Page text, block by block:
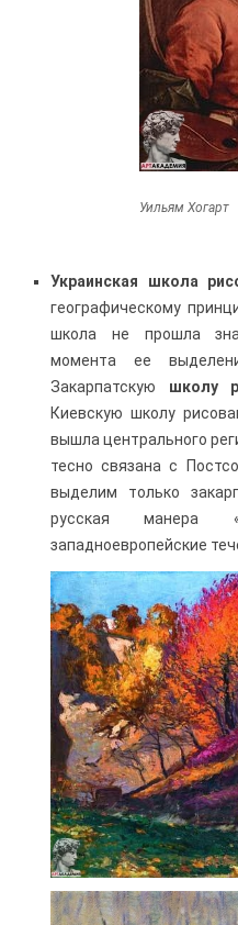
Уильям Хогарт
Украинская школа
географическому
школа не прошла
момента ее
Закарпатскую школу
Киевскую школу
вышла центрального
тесно связана с
выделим только
русская манера
западноевропейские